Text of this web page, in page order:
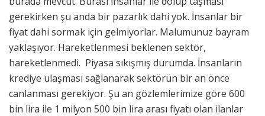
gerekirken şu anda bir pazarlık dahi yok. İnsanlar bir
fiyat dahi sormak için gelmiyorlar. Malumunuz bayram
yaklaşıyor. Hareketlenmesi beklenen sektör,
hareketlenmedi. Piyasa sıkışmış durumda. İnsanların
krediye ulaşması sağlanarak sektörün bir an önce
canlanması gerekiyor. Şu an gözlemlerimize göre 600
bin lira ile 1 milyon 500 bin lira arası fiyatı olan ilanlar